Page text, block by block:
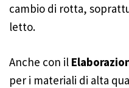
cambio di rotta,
letto.
Anche con il
per i materiali di alta